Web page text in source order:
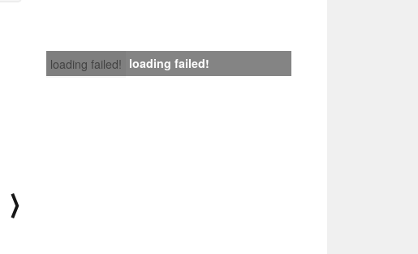
loading failed! loading failed!
⟩